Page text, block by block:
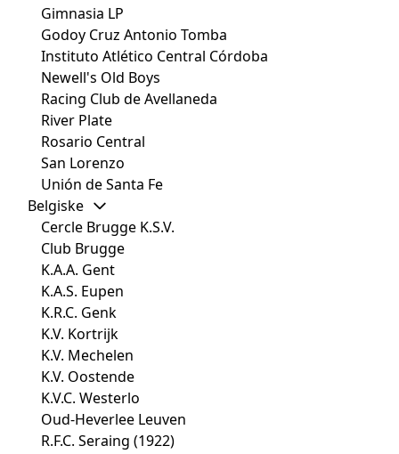
Gimnasia LP
Godoy Cruz Antonio Tomba
Instituto Atlético Central Córdoba
Newell's Old Boys
Racing Club de Avellaneda
River Plate
Rosario Central
San Lorenzo
Unión de Santa Fe
Belgiske
Cercle Brugge K.S.V.
Club Brugge
K.A.A. Gent
K.A.S. Eupen
K.R.C. Genk
K.V. Kortrijk
K.V. Mechelen
K.V. Oostende
K.V.C. Westerlo
Oud-Heverlee Leuven
R.F.C. Seraing (1922)